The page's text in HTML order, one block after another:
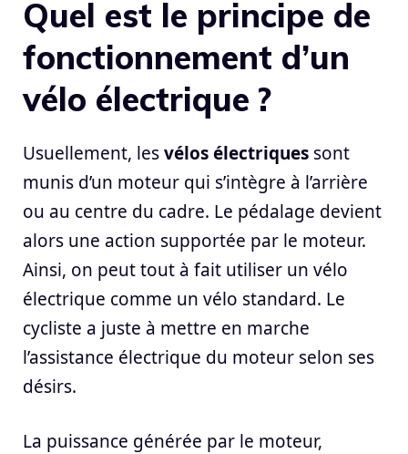
Quel est le principe de
fonctionnement d’un
vélo électrique ?
Usuellement, lesvélos électriques sont
munis d’un moteur qui s’intègre à l’arrière
ou au centre du cadre. Le pédalage devient
alors une action supportée par le moteur.
Ainsi, on peut tout à fait utiliser un vélo
électrique comme un vélo standard. Le
cycliste a juste à mettre en marche
l’assistance électrique du moteur selon ses
désirs.
La puissance générée par le moteur,